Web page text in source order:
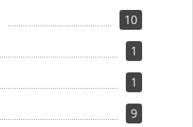
10
1
1
9